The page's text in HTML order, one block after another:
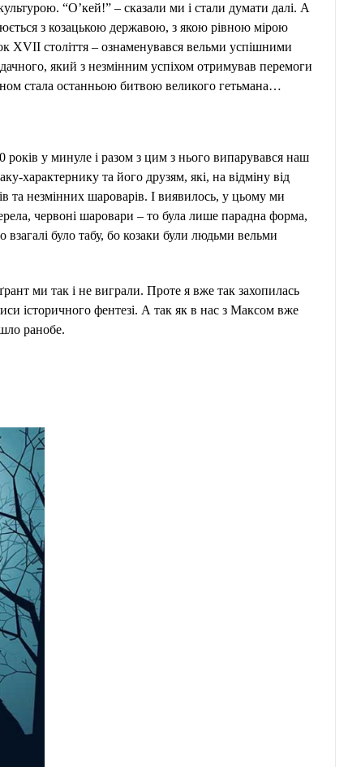
“О’кей!” – сказали ми і стали думати далі. А
з козацькою державою, з якою рівною мірою
ХVII століття – ознаменувався вельми успішними
який з незмінним успіхом отримував перемоги
стала останньою битвою великого гетьмана…
у минуле і разом з цим з нього випарувався наш
характернику та його друзям, які, на відміну від
та незмінних шароварів. І виявилось, у цьому ми
червоні шаровари – то була лише парадна форма,
було табу, бо козаки були людьми вельми
ґрант ми так і не виграли. Проте я вже так захопилась
історичного фентезі. А так як в нас з Максом вже
ранобе.